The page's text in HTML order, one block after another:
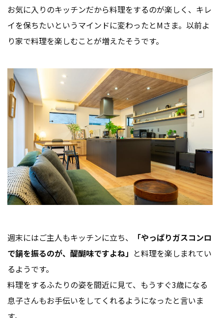
お気に入りのキッチンだから料理をするのが楽しく、キレ
イを保ちたいというマインドに変わったとMさま。以前よ
り家で料理を楽しむことが増えたそうです。
週末にはご主人もキッチンに立ち、
「やっぱりガスコンロ
で鍋を振るのが、醍醐味ですよね」 と料理を楽しまれてい
るようです。
料理をするふたりの姿を間近に見て、もうすぐ3歳になる
息子さんもお手伝いをしてくれるようになったと言いま